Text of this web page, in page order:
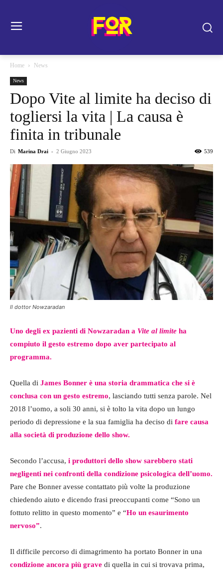
Home News
News
Dopo Vite al limite ha deciso di
togliersi la vita | La causa è
finita in tribunale
Di Marina Drai - 2 Giugno 2023 539
Il dottor Nowzaradan
Uno degli ex pazienti di Nowzaradan a Vite al limite ha
compiuto il gesto estremo dopo aver partecipato al
programma.
Quella di James Bonner è una storia drammatica che si è
conclusa con un gesto estremo, lasciando tutti senza parole. Nel
2018 l’uomo, a soli 30 anni, si è tolto la vita dopo un lungo
periodo di depressione e la sua famiglia ha deciso di fare causa
alla società di produzione dello show.
Secondo l’accusa, i produttori dello show sarebbero stati
negligenti nei confronti della condizione psicologica dell’uomo.
Pare che Bonner avesse contattato più volte la produzione
chiedendo aiuto e dicendo frasi preoccupanti come “Sono un
fottuto relitto in questo momento” e “Ho un esaurimento
nervoso”.
Il difficile percorso di dimagrimento ha portato Bonner in una
condizione ancora più grave di quella in cui si trovava prima,